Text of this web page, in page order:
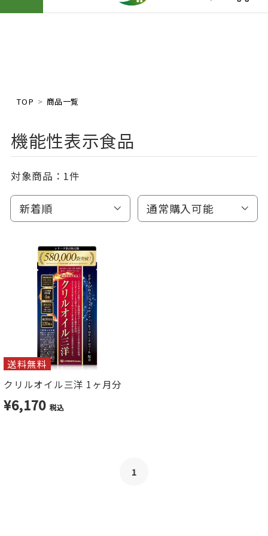
TOP 商品一覧
機能性表示食品
対象商品： 1件
新着順 通常購入可能
送料無料
クリルオイル三洋 1ヶ月分
¥6,170 税込
1